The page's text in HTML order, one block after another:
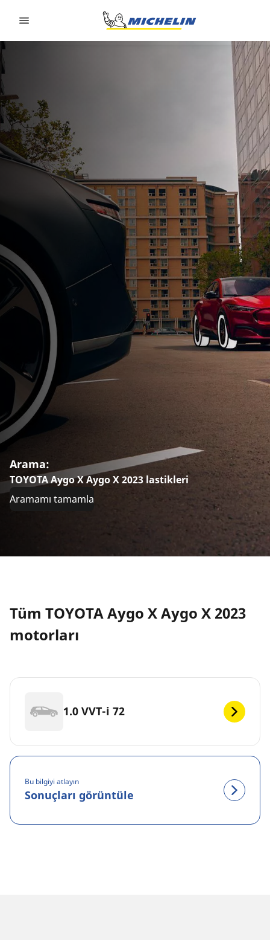
Arama:
TOYOTA Aygo X Aygo X 2023 lastikleri
Aramamı tamamla
Tüm TOYOTA Aygo X Aygo X 2023
motorları
1.0 VVT-i 72
Bu bilgiyi atlayın
Sonuçları görüntüle